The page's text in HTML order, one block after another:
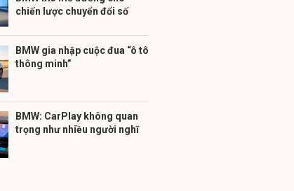
chiến lược chuyển đổi số
BMW gia nhập cuộc đua “ô tô
thông minh”
BMW: CarPlay không quan
trọng như nhiều người nghĩ